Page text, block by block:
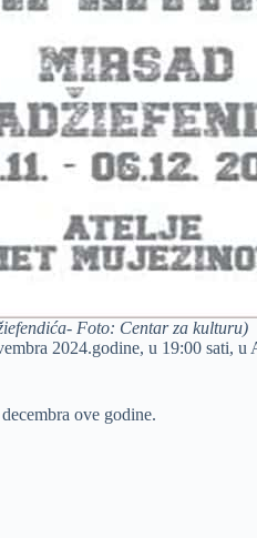
Foto: Centar za kulturu)
2024.godine, u 19:00 sati,
ove godine.